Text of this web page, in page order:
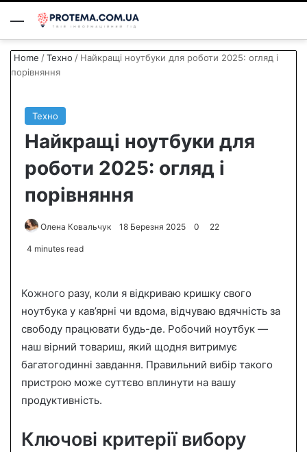
Menu
Home /Техно / Найкращі ноутбуки для роботи 2025: огляд і
порівняння
Техно
Найкращі ноутбуки для
роботи 2025: огляд і
порівняння
Олена Ковальчук
a
n
e
l
18 Березня 2025 0 22
4 minutes read
Кожного разу, коли я відкриваю кришку свого
ноутбука у кав’ярні чи вдома, відчуваю вдячність за
свободу працювати будь-де. Робочий ноутбук —
наш вірний товариш, який щодня витримує
багатогодинні завдання. Правильний вибір такого
пристрою може суттєво вплинути на вашу
продуктивність.
Ключові критерії вибору